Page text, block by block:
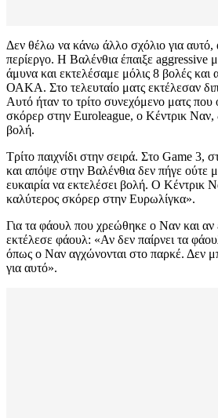
Δεν θέλω να κάνω άλλο σχόλιο για αυτό,
περίεργο. Η Βαλένθια έπαιξε aggressive
άμυνα και εκτελέσαμε μόλις 8 βολές και
ΟΑΚΑ. Στο τελευταίο ματς εκτέλεσαν
Αυτό ήταν το τρίτο συνεχόμενο ματς που
σκόρερ στην Euroleague, ο Κέντρικ Ναν,
βολή.
Τρίτο παιχνίδι στην σειρά. Στο Game
και απόψε στην Βαλένθια δεν πήγε ούτε
ευκαιρία να εκτελέσει βολή. Ο Κέντρικ
καλύτερος σκόρερ στην Ευρωλίγκα».
Για τα φάουλ που χρεώθηκε ο Ναν και αν
εκτέλεσε φάουλ: «Αν δεν παίρνει τα
όπως ο Ναν αγχώνονται στο παρκέ. Δεν
για αυτό».